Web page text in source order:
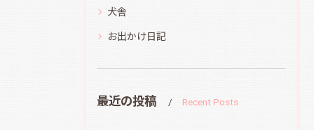
犬舎
お出かけ日記
最近の投稿 Recent Posts